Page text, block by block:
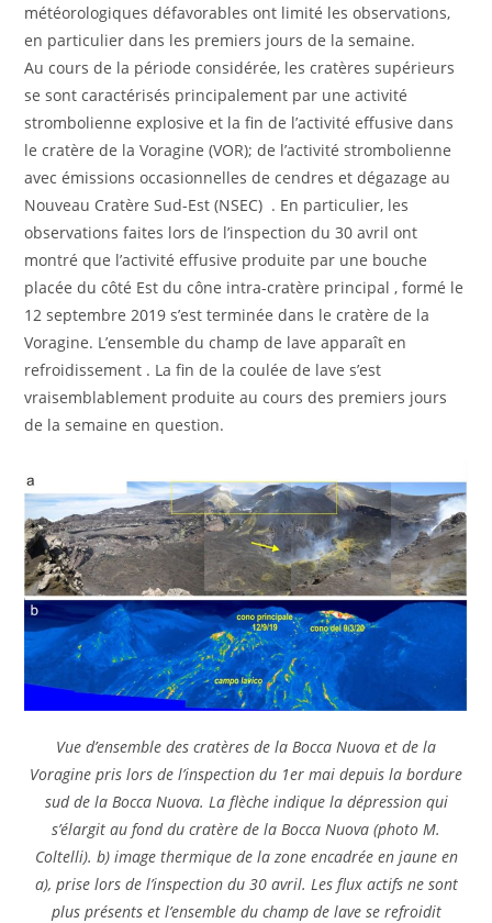
météorologiques défavorables ont limité les observations,
en particulier dans les premiers jours de la semaine.
Au cours de la période considérée, les cratères supérieurs
se sont caractérisés principalement par une activité
strombolienne explosive et la fin de l’activité effusive dans
le cratère de la Voragine (VOR); de l’activité strombolienne
avec émissions occasionnelles de cendres et dégazage au
Nouveau Cratère Sud-Est (NSEC) . En particulier, les
observations faites lors de l’inspection du 30 avril ont
montré que l’activité effusive produite par une bouche
placée du côté Est du cône intra-cratère principal , formé le
12 septembre 2019 s’est terminée dans le cratère de la
Voragine. L’ensemble du champ de lave apparaît en
refroidissement . La fin de la coulée de lave s’est
vraisemblablement produite au cours des premiers jours
de la semaine en question.
Vue d’ensemble des cratères de la Bocca Nuova et de la
Voragine pris lors de l’inspection du 1er mai depuis la bordure
sud de la Bocca Nuova. La flèche indique la dépression qui
s’élargit au fond du cratère de la Bocca Nuova (photo M.
Coltelli). b) image thermique de la zone encadrée en jaune en
a), prise lors de l’inspection du 30 avril. Les flux actifs ne sont
plus présents et l’ensemble du champ de lave se refroidit